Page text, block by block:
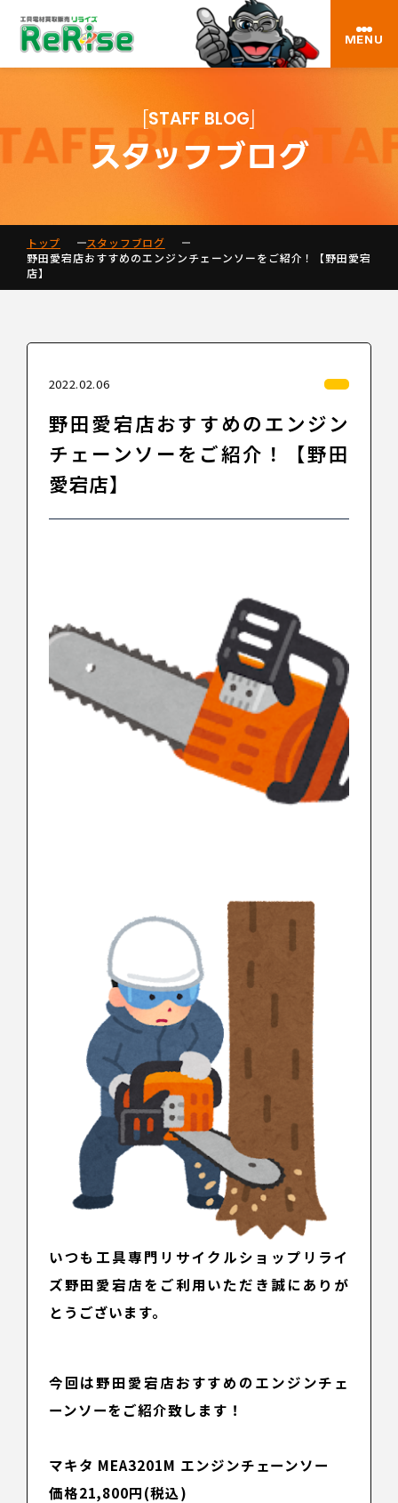
MENU
STAFF BLOG
スタッフブログ
トップ
スタッフブログ
野田愛宕店おすすめのエンジンチェーンソーをご紹介！【野田愛宕
店】
2022.02.06
野田愛宕店おすすめのエンジン
チェーンソーをご紹介！【野田
愛宕店】
いつも工具専門リサイクルショップリライ
ズ野田愛宕店をご利用いただき誠にありが
とうございます。
今回は野田愛宕店おすすめのエンジンチェ
ーンソーをご紹介致します！
マキタ MEA3201M エンジンチェーンソー
価格21,800円(税込)